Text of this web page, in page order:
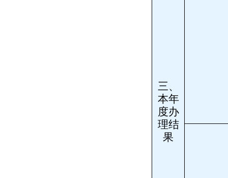
三、
本年
度办
理结
果